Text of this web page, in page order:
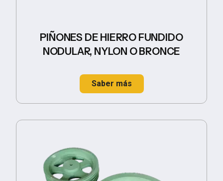
PIÑONES DE HIERRO FUNDIDO
NODULAR, NYLON O BRONCE
Saber más